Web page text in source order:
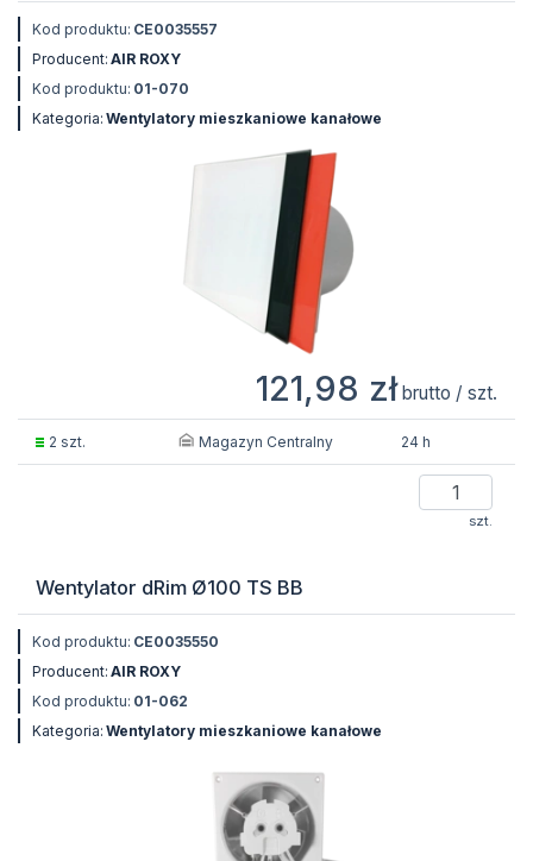
Kod produktu: CE0035557
Producent: AIR ROXY
Kod produktu: 01-070
Kategoria: Wentylatory mieszkaniowe kanałowe
121,98 zł brutto / szt.
2 szt. Magazyn Centralny 24 h
szt.
Wentylator dRim Ø100 TS BB
Kod produktu: CE0035550
Producent: AIR ROXY
Kod produktu: 01-062
Kategoria: Wentylatory mieszkaniowe kanałowe